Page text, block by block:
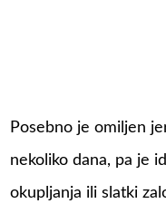
Posebno je omiljen
nekoliko dana, pa je
okupljanja ili slatki